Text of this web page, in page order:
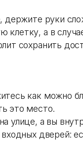
держите руки
а в
сохранить
как можно
это место.
улице, а вы
дверей: